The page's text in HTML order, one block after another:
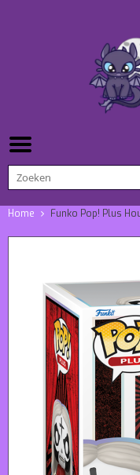
Home Funko Pop! Plus